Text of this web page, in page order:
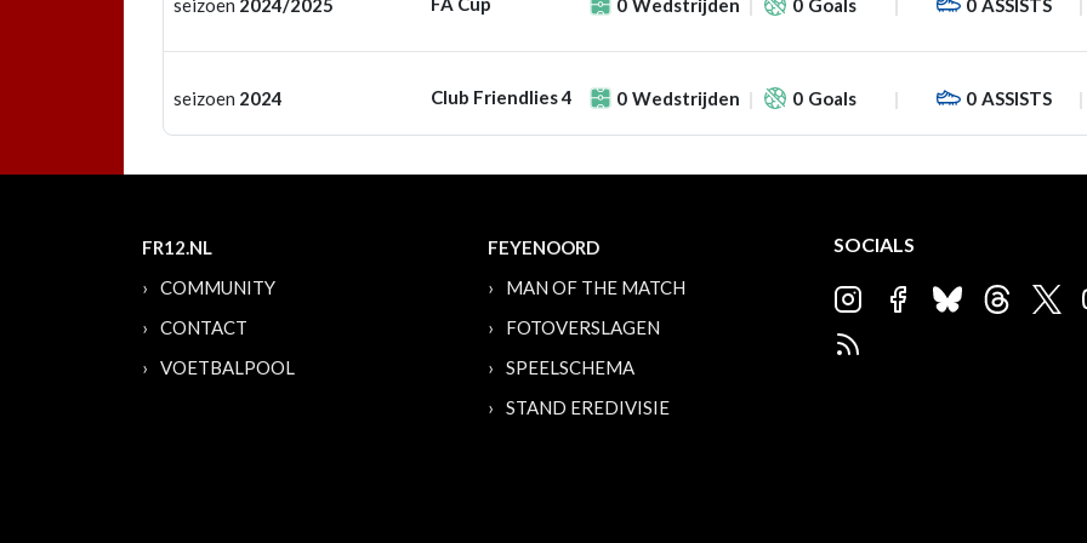
seizoen 2024 Club Friendlies 4 0 Wedstrijden 0 Goals 0 ASSISTS
FR12.NL
COMMUNITY
CONTACT
VOETBALPOOL
FEYENOORD
MAN OF THE MATCH
FOTOVERSLAGEN
SPEELSCHEMA
STAND EREDIVISIE
SOCIALS